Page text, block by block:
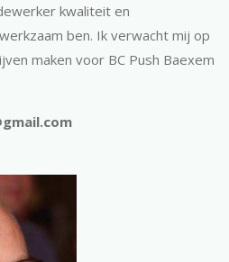
kwaliteit en
ben. Ik verwacht mij op
maken voor BC Push Baexem